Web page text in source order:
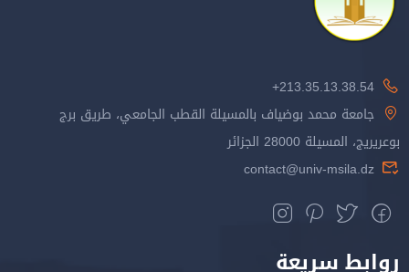
213.35.13.38.54+
جامعة محمد بوضياف بالمسيلة القطب الجامعي، طريق برج
بوعريريج، المسيلة 28000 الجزائر
contact@univ-msila.dz
روابط سريعة